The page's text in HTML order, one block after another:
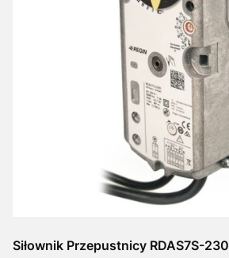
Siłownik Przepustnicy RDAS7S-230